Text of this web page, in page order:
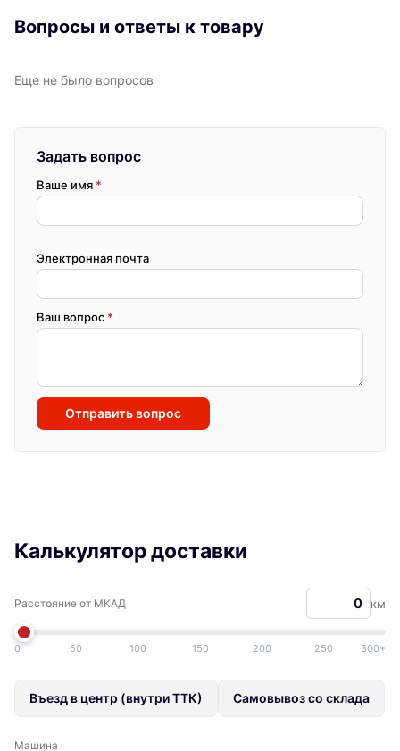
Вопросы и ответы к товару
Еще не было вопросов
Задать вопрос
Ваше имя *
Электронная почта
Ваш вопрос *
Отправить вопрос
Калькулятор доставки
Расстояние от МКАД км
0 50 100 150 200 250 300+
Въезд в центр (внутри ТТК) Самовывоз со склада
Машина